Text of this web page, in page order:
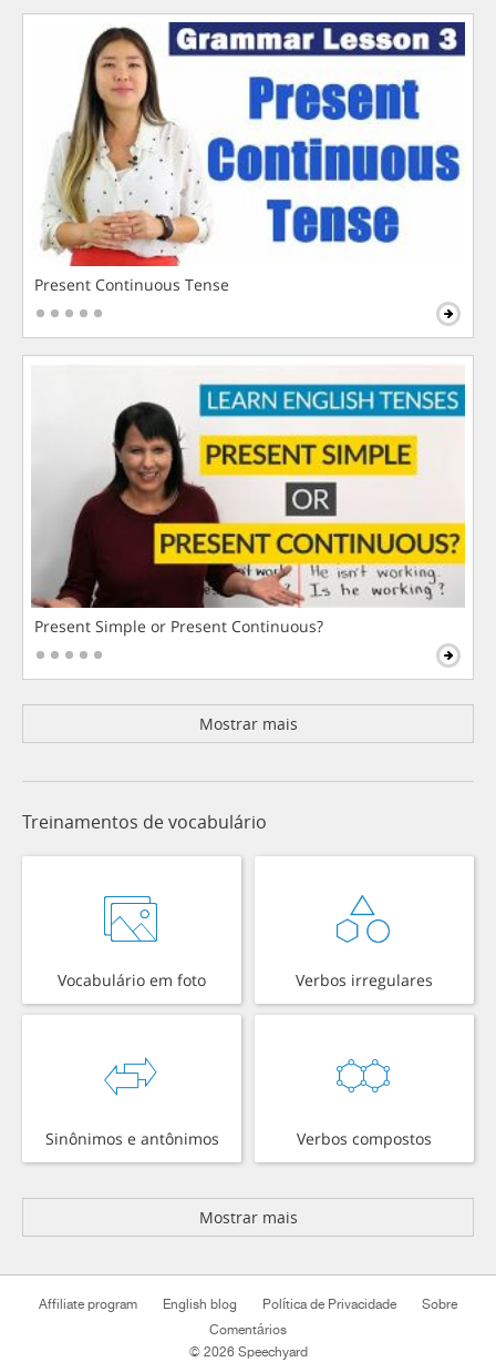
Present Continuous Tense
Present Simple or Present Continuous?
Mostrar mais
Treinamentos de vocabulário
Vocabulário em foto Verbos irregulares
Sinônimos e antônimos Verbos compostos
Mostrar mais
Affiliate program English blog Política de Privacidade
Sobre
Comentários
© 2026 Speechyard